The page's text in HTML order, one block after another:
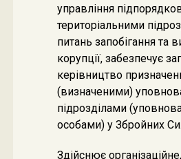
управління
територіальними
питань запобігання та
корупції, забезпечує
керівництво
(визначеними)
підрозділами
особами) у Збройних
Здійснює